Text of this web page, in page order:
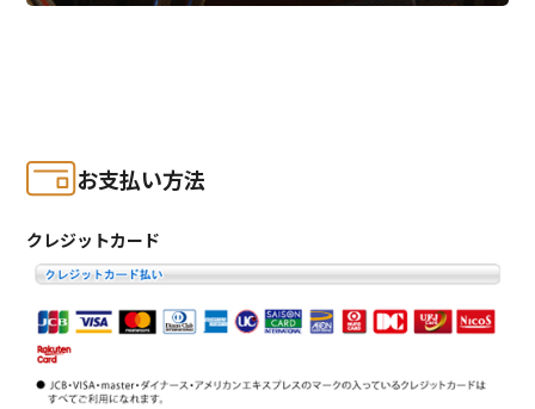
お支払い方法
クレジットカード